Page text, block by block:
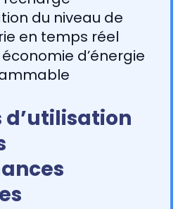
du niveau de
en temps réel
d’énergie
d’utilisation